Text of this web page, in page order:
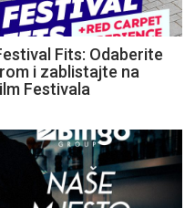
Fits: Odaberite
i zablistajte na
Festivala